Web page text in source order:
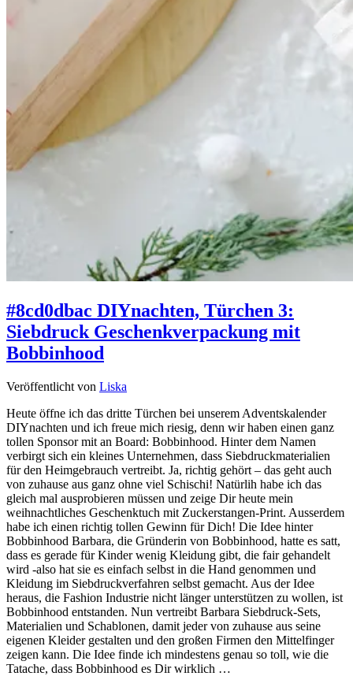
#8cd0dbac DIYnachten, Türchen 3:
Siebdruck Geschenkverpackung mit
Bobbinhood
Veröffentlicht von Liska
Heute öffne ich das dritte Türchen bei unserem Adventskalender
DIYnachten und ich freue mich riesig, denn wir haben einen ganz
tollen Sponsor mit an Board: Bobbinhood. Hinter dem Namen
verbirgt sich ein kleines Unternehmen, dass Siebdruckmaterialien
für den Heimgebrauch vertreibt. Ja, richtig gehört – das geht auch
von zuhause aus ganz ohne viel Schischi! Natürlih habe ich das
gleich mal ausprobieren müssen und zeige Dir heute mein
weihnachtliches Geschenktuch mit Zuckerstangen-Print. Ausserdem
habe ich einen richtig tollen Gewinn für Dich! Die Idee hinter
Bobbinhood Barbara, die Gründerin von Bobbinhood, hatte es satt,
dass es gerade für Kinder wenig Kleidung gibt, die fair gehandelt
wird -also hat sie es einfach selbst in die Hand genommen und
Kleidung im Siebdruckverfahren selbst gemacht. Aus der Idee
heraus, die Fashion Industrie nicht länger unterstützen zu wollen, ist
Bobbinhood entstanden. Nun vertreibt Barbara Siebdruck-Sets,
Materialien und Schablonen, damit jeder von zuhause aus seine
eigenen Kleider gestalten und den großen Firmen den Mittelfinger
zeigen kann. Die Idee finde ich mindestens genau so toll, wie die
Tatache, dass Bobbinhood es Dir wirklich …